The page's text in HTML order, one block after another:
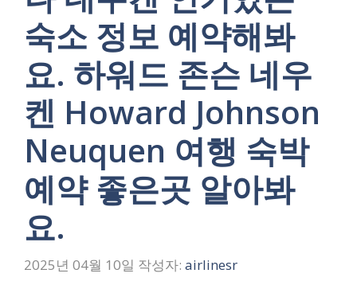
숙소 정보 예약해봐
요. 하워드 존슨 네우
켄 Howard Johnson
Neuquen 여행 숙박
예약 좋은곳 알아봐
요.
2025년 04월 10일 작성자: airlinesr